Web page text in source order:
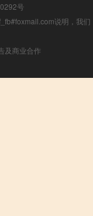
号
说明，我们
及商业合作